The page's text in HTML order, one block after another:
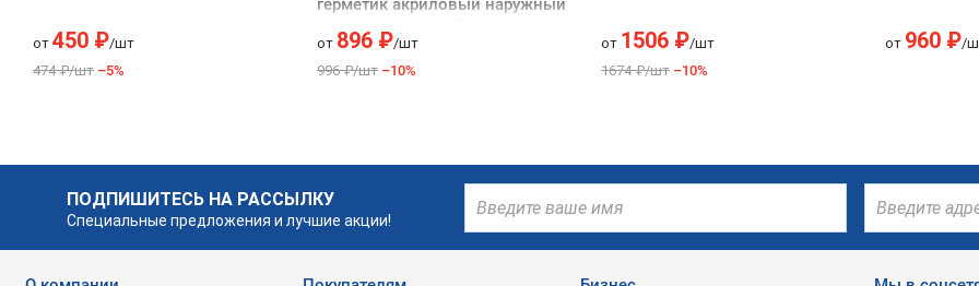
от 450 ₽/шт
474 ₽/шт –5%
герметик акриловый наружный
от 896 ₽/шт
996 ₽/шт –10%
от 1506 ₽/шт
1674 ₽/шт –10%
от 960 ₽/
ПОДПИШИТЕСЬ НА РАССЫЛКУ
Специальные предложения и лучшие акции!